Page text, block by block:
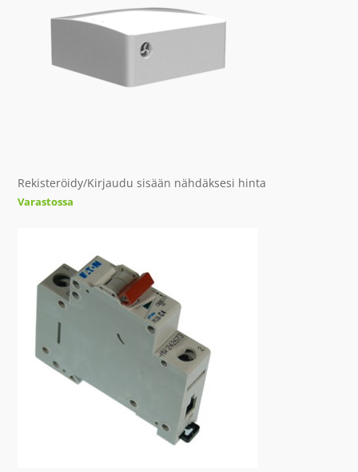
Rekisteröidy/Kirjaudu sisään nähdäksesi hinta
Varastossa